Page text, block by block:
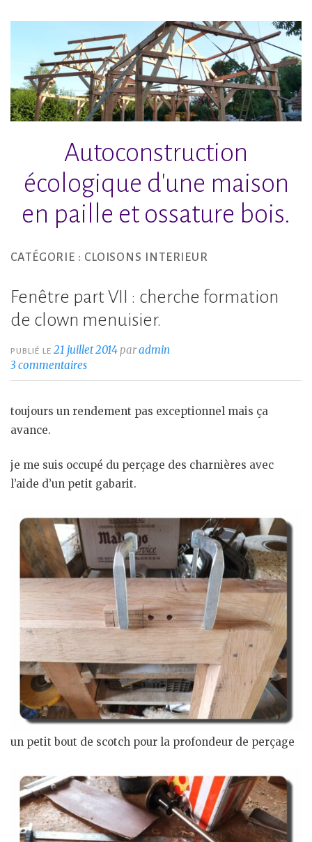
contenu
principal
Autoconstruction
écologique d'une maison
en paille et ossature bois.
CATÉGORIE : CLOISONS INTERIEUR
Fenêtre part VII : cherche formation
de clown menuisier.
PUBLIÉ LE 21 juillet 2014paradmin
3 commentaires
toujours un rendement pas exceptionnel mais ça
avance.
je me suis occupé du perçage des charnières avec
l’aide d’un petit gabarit.
un petit bout de scotch pour la profondeur de perçage